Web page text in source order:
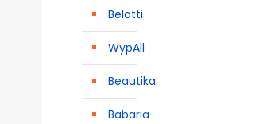
Belotti
WypAll
Beautika
Babaria